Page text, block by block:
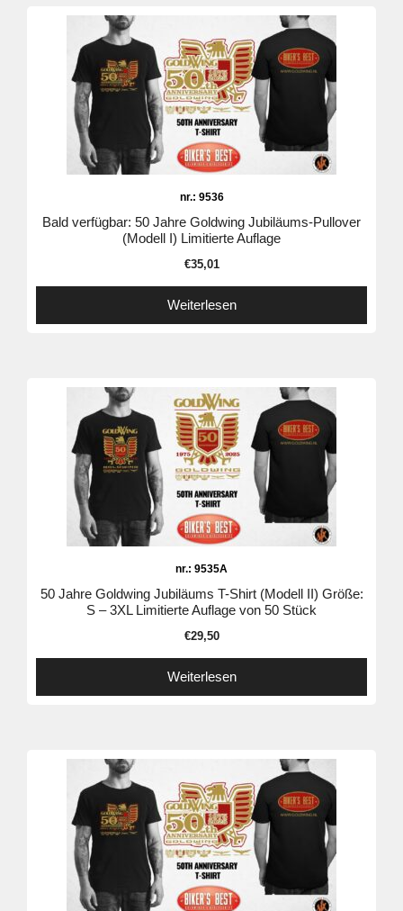
nr.: 9536
Bald verfügbar: 50 Jahre Goldwing Jubiläums-Pullover
(Modell I) Limitierte Auflage
€35,01
Weiterlesen
nr.: 9535A
50 Jahre Goldwing Jubiläums T-Shirt (Modell II) Größe:
S – 3XL Limitierte Auflage von 50 Stück
€29,50
Weiterlesen